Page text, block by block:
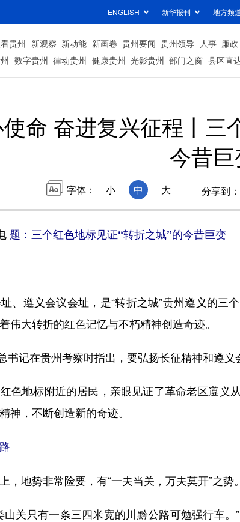
ENGLISH 新华报刊 地方频
贵州 新观察 新动能 新画卷 贵州要闻 贵州领导 人事 廉政
数字贵州 律动贵州 健康贵州 光影贵州 部门之窗 县区直
命 奋进复兴征程丨三
今昔
字体： 小 中 大 分享到：
题：三个红色地标见证“转折之城”的今昔巨变
遵义会议会址，是“转折之城”贵州遵义的三
伟大转折的红色记忆与不朽精神创造奇迹。
记在贵州考察时指出，要弘扬长征精神和遵义
地标附近的居民，亲眼见证了革命老区遵义从
神，不断创造新的奇迹。
地势非常险要，有“一夫当关，万夫莫开”之势。
关只有一条三四米宽的川黔公路可勉强行车。